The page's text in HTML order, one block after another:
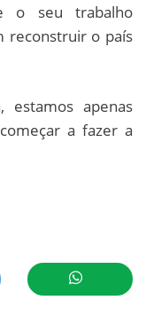
o seu trabalho
reconstruir o país
estamos apenas
a fazer a